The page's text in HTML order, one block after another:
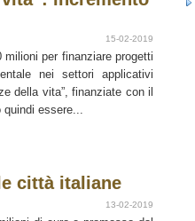
15-02-2019
per finanziare progetti
nei settori applicativi
della vita”, finanziate con il
quindi essere...
città italiane
13-02-2019